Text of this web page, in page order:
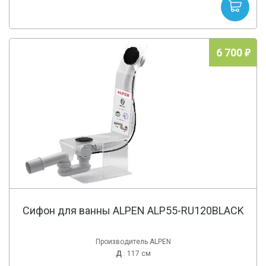
6 700
Сифон для ванны ALPEN ALP55-RU120BLACK
Производитель ALPEN
Д : 117 см